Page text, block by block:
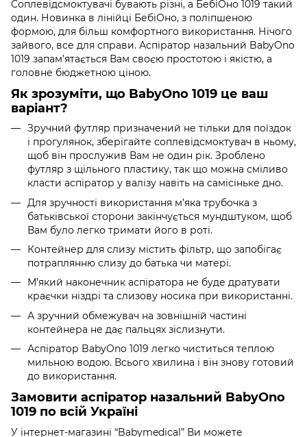
Соплевідсмоктувачі бувають різні, а БебіОно 1019 такий
один. Новинка в лінійці БебіОно, з поліпшеною
формою, для більш комфортного використання. Нічого
зайвого, все для справи. Аспіратор назальний BabyOno
1019 запам’ятається Вам своєю простотою і якістю, а
головне бюджетною ціною.
Як зрозуміти, що BabyOno 1019 це ваш
варіант?
Зручний футляр призначений не тільки для поїздок
і прогулянок, зберігайте соплевідсмоктувач в ньому,
щоб він прослужив Вам не один рік. Зроблено
футляр з щільного пластику, так що можна сміливо
класти аспіратор у валізу навіть на самісіньке дно.
Для зручності використання м’яка трубочка з
батьківської сторони закінчується мундштуком, щоб
Вам було легко тримати його в роті.
Контейнер для слизу містить фільтр, що запобігає
потраплянню слизу до батька чи матері.
М’який наконечник аспіратора не буде дратувати
краєчки ніздрі та слизову носика при використанні.
А зручний обмежувач на зовнішній частині
контейнера не дає пальцях зіслизнути.
Аспіратор BabyOno 1019 легко чиститься теплою
мильною водою. Всього хвилина і він знову готовий
до використання.
Замовити аспіратор назальний BabyOno
1019 по всій Україні
У інтернет-магазині “Babymedical” Ви можете